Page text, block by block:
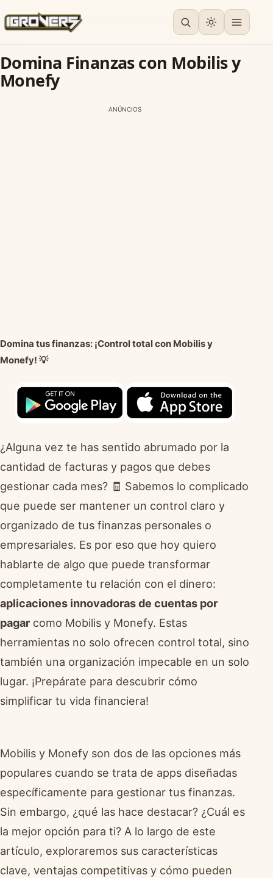
Domina Finanzas con Mobilis y
Monefy
ANÚNCIOS
Domina tus finanzas: ¡Control total con Mobilis y
Monefy! 💡
¿Alguna vez te has sentido abrumado por la
cantidad de facturas y pagos que debes
gestionar cada mes? 🧾 Sabemos lo complicado
que puede ser mantener un control claro y
organizado de tus finanzas personales o
empresariales. Es por eso que hoy quiero
hablarte de algo que puede transformar
completamente tu relación con el dinero:
aplicaciones innovadoras de cuentas por
pagar como Mobilis y Monefy. Estas
herramientas no solo ofrecen control total, sino
también una organización impecable en un solo
lugar. ¡Prepárate para descubrir cómo
simplificar tu vida financiera!
Mobilis y Monefy son dos de las opciones más
populares cuando se trata de apps diseñadas
específicamente para gestionar tus finanzas.
Sin embargo, ¿qué las hace destacar? ¿Cuál es
la mejor opción para ti? A lo largo de este
artículo, exploraremos sus características
clave, ventajas competitivas y cómo pueden